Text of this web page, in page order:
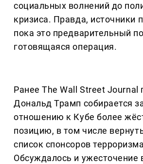
социальных волнений до
кризиса. Правда, источники
пока это предварительный
готовящаяся операция.
Ранее The Wall Street Journal
Дональд Трамп собирается
отношению к Кубе более
позицию, в том числе
список спонсоров
Обсуждалось и ужесточение